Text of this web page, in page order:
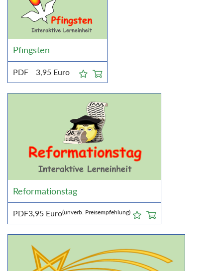
Pfingsten
PDF 3,95 Euro
Reformationstag
PDF3,95 Euro(unverb. Preisempfehlung)